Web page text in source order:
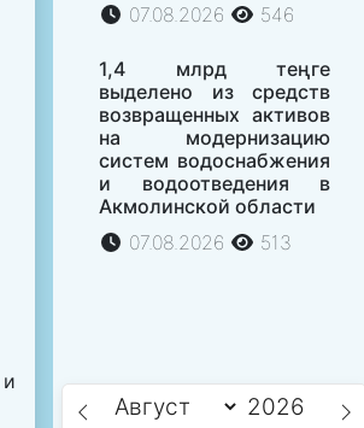
07.08.2026
546
1,4 млрд теңге
выделено из средств
возвращенных активов
на модернизацию
систем водоснабжения
и водоотведения в
Акмолинской области
07.08.2026
513